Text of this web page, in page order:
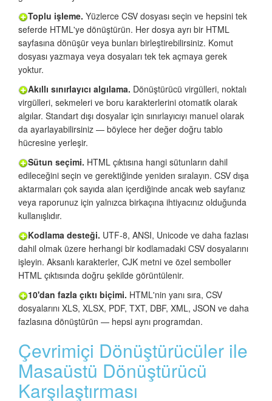
Toplu işleme. Yüzlerce CSV dosyası seçin ve hepsini tek
seferde HTML'ye dönüştürün. Her dosya ayrı bir HTML
sayfasına dönüşür veya bunları birleştirebilirsiniz. Komut
dosyası yazmaya veya dosyaları tek tek açmaya gerek
yoktur.
Akıllı sınırlayıcı algılama. Dönüştürücü virgülleri, noktalı
virgülleri, sekmeleri ve boru karakterlerini otomatik olarak
algılar. Standart dışı dosyalar için sınırlayıcıyı manuel olarak
da ayarlayabilirsiniz — böylece her değer doğru tablo
hücresine yerleşir.
Sütun seçimi. HTML çıktısına hangi sütunların dahil
edileceğini seçin ve gerektiğinde yeniden sıralayın. CSV dışa
aktarmaları çok sayıda alan içerdiğinde ancak web sayfanız
veya raporunuz için yalnızca birkaçına ihtiyacınız olduğunda
kullanışlıdır.
Kodlama desteği. UTF-8, ANSI, Unicode ve daha fazlası
dahil olmak üzere herhangi bir kodlamadaki CSV dosyalarını
işleyin. Aksanlı karakterler, CJK metni ve özel semboller
HTML çıktısında doğru şekilde görüntülenir.
10'dan fazla çıktı biçimi. HTML'nin yanı sıra, CSV
dosyalarını XLS, XLSX, PDF, TXT, DBF, XML, JSON ve daha
fazlasına dönüştürün — hepsi aynı programdan.
Çevrimiçi Dönüştürücüler ile
Masaüstü Dönüştürücü
Karşılaştırması